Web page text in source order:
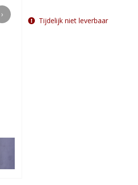
›
Tijdelijk niet leverbaar